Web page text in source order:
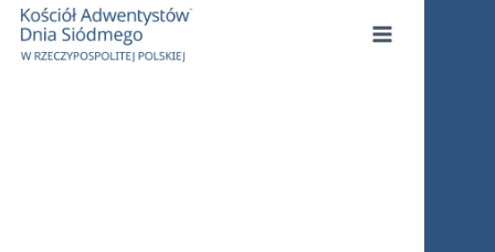
Przejdź
treści